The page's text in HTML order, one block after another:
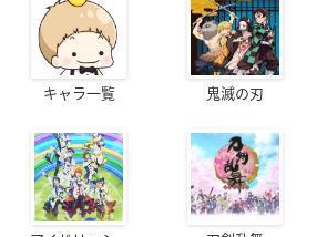
キャラ一覧 鬼滅の刃